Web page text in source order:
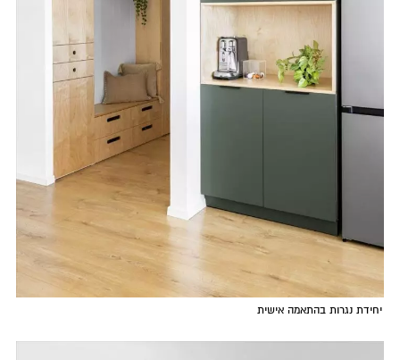
יחידת נגרות בהתאמה אישית